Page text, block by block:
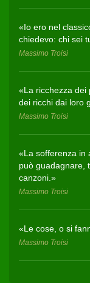
«Io ero nel
chiedevo: chi sei
Massimo Troisi
«La ricchezza dei
dei ricchi dai loro
Massimo Troisi
«La sofferenza in
può guadagnare,
canzoni.»
Massimo Troisi
«Le cose, o si
Massimo Troisi